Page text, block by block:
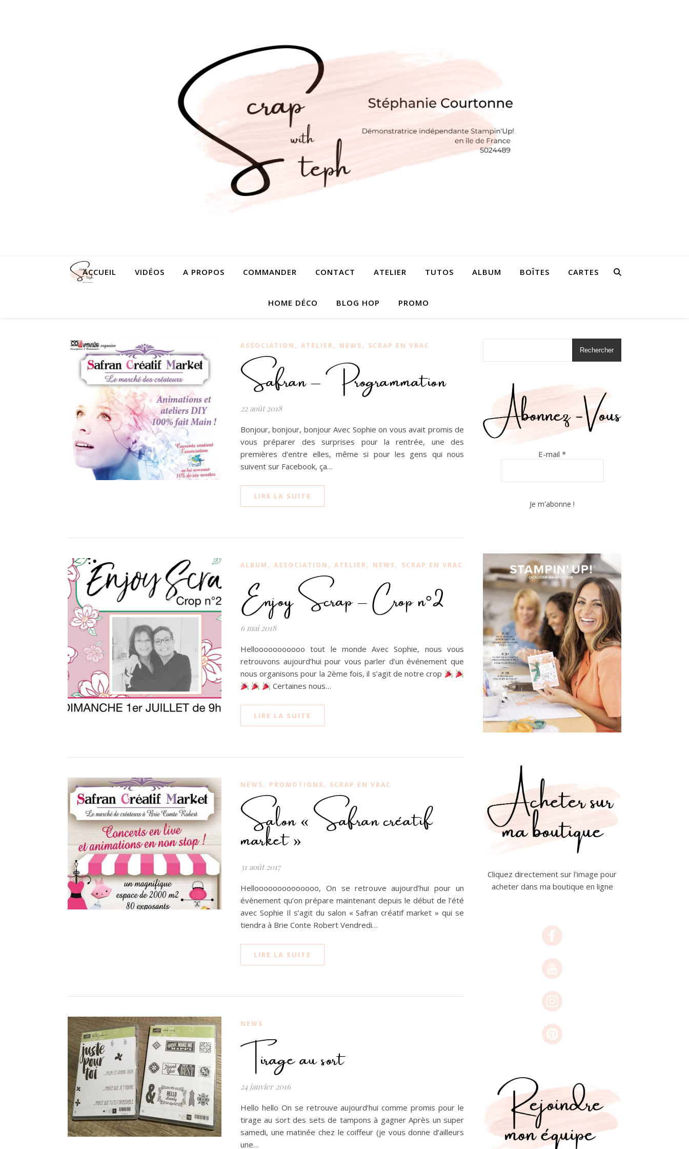
ACCUEIL VIDÉOS A PROPOS COMMANDER CONTACT ATELIER TUTOS ALBUM BOÎTES CARTES
HOME DÉCO BLOG HOP PROMO
ASSOCIATION , ATELIER, NEWS, SCRAP EN VRAC
Safran – Programmation
22 août 2018
Bonjour, bonjour, bonjour Avec Sophie on vous avait promis de
vous préparer des surprises pour la rentrée, une des
premières d’entre elles, même si pour les gens qui nous
suivent sur Facebook, ça…
LIRE LA SUITE
ALBUM , ASSOCIATION , ATELIER, NEWS, SCRAP EN VRAC
Enjoy Scrap – Crop n°2
6 mai 2018
Hellooooooooooo tout le monde Avec Sophie, nous vous
retrouvons aujourd’hui pour vous parler d’un événement que
nous organisons pour la 2ème fois, il s’agit de notre crop
Certaines nous…
LIRE LA SUITE
NEWS, PROMOTIONS, SCRAP EN VRAC
Salon « Safran créatif
market »
31 août 2017
Helloooooooooooooo, On se retrouve aujourd’hui pour un
évènement qu’on prépare maintenant depuis le début de l’été
avec Sophie Il s’agit du salon « Safran créatif market » qui se
tiendra à Brie Conte Robert Vendredi…
LIRE LA SUITE
NEWS
Tirage au sort
24 janvier 2016
Hello hello On se retrouve aujourd’hui comme promis pour le
tirage au sort des sets de tampons à gagner Après un super
samedi, une matinée chez le coiffeur (je vous donne d’ailleurs
une…
Rechercher
E-mail *
Cliquez directement sur l'image pour
acheter dans ma boutique en ligne